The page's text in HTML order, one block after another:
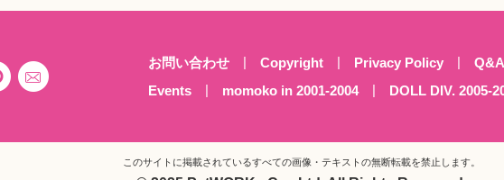
お問い合わせ Copyright Privacy Policy Q&A
Events
momoko in 2001-2004 DOLL DIV. 2005-
このサイトに掲載されているすべての画像・テキストの無断転載を禁止します。